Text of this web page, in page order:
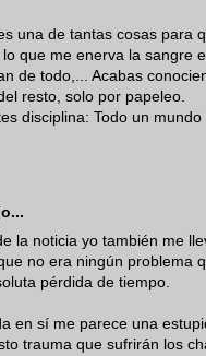
una de tantas cosas para
que me enerva la sangre
de todo,... Acabas
resto, solo por papeleo.
disciplina: Todo un
la noticia yo también me
no era ningún
pérdida de tiempo.
en sí me parece una
trauma que sufrirán los